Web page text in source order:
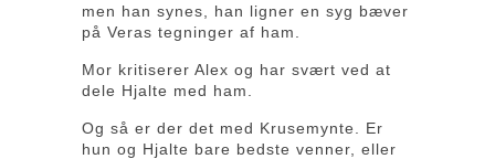
men han synes, han ligner en syg bæver
på Veras tegninger af ham.
Mor kritiserer Alex og har svært ved at
dele Hjalte med ham.
Og så er der det med Krusemynte. Er
hun og Hjalte bare bedste venner, eller